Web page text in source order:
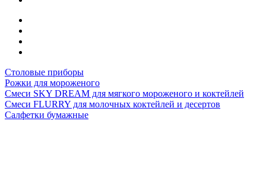
Столовые приборы
Рожки для мороженого
Смеси SKY DREAM для мягкого мороженого и коктейлей
Смеси FLURRY для молочных коктейлей и десертов
Салфетки бумажные